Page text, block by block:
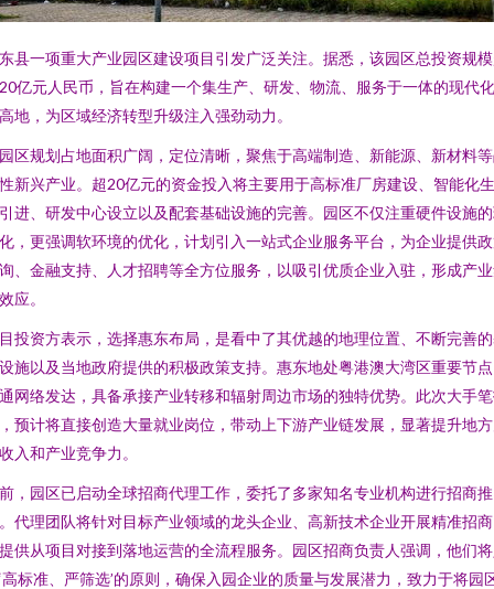
县一项重大产业园区建设项目引发广泛关注。据悉，该园区总投资规
亿元人民币，旨在构建一个集生产、研发、物流、服务于一体的现代
地，为区域经济转型升级注入强劲动力。
区规划占地面积广阔，定位清晰，聚焦于高端制造、新能源、新材料
新兴产业。超20亿元的资金投入将主要用于高标准厂房建设、智能化
进、研发中心设立以及配套基础设施的完善。园区不仅注重硬件设施
，更强调软环境的优化，计划引入一站式企业服务平台，为企业提供
、金融支持、人才招聘等全方位服务，以吸引优质企业入驻，形成产
应。
投资方表示，选择惠东布局，是看中了其优越的地理位置、不断完善
施以及当地政府提供的积极政策支持。惠东地处粤港澳大湾区重要节
网络发达，具备承接产业转移和辐射周边市场的独特优势。此次大手
预计将直接创造大量就业岗位，带动上下游产业链发展，显著提升地
入和产业竞争力。
，园区已启动全球招商代理工作，委托了多家知名专业机构进行招商推
代理团队将针对目标产业领域的龙头企业、高新技术企业开展精准招
供从项目对接到落地运营的全流程服务。园区招商负责人强调，他们
高标准、严筛选’的原则，确保入园企业的质量与发展潜力，致力于将园